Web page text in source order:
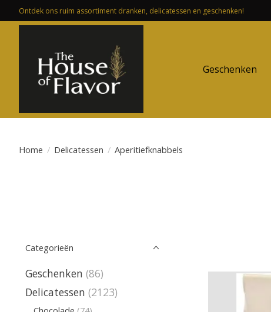
Ontdek ons ruim assortiment dranken, delicatessen en geschenken!
Geschenken
Home / Delicatessen / Aperitiefknabbels
Categorieën
Geschenken (86)
Delicatessen (2123)